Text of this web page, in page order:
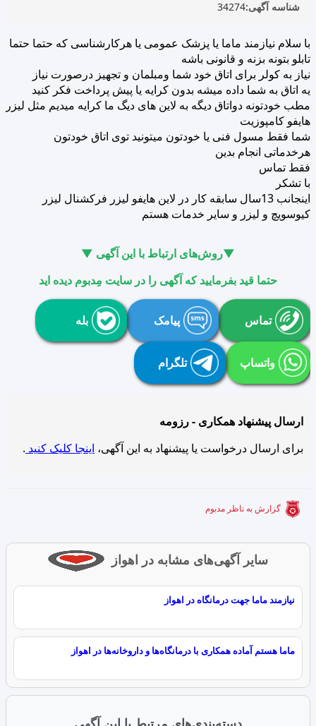
شناسه آگهی:34274
با سلام نیازمند ماما یا پزشک عمومی یا هرکارشناسی که حتما حتما
تابلو بتونه بزنه و قانونی باشه
نیاز به کولر برای اتاق خود شما ومبلمان و تجهیز درصورت نیاز
یه اتاق به شما داده میشه بدون کرایه یا پیش پرداخت فکر کنید
مطب خودتونه دواتاق دیگه به لاین های دیگ ما کرایه میدیم مثل لیزر
هایفو کامپوزیت
شما فقط مسول فنی یا خودتون میتونید توی اتاق خودتون
هرخدماتی انجام بدین
فقط تماس
با تشکر
اینجانب 13سال سابقه کار در لاین هایفو لیزر فرکشنال لیزر
کیوسویچ و لیزر و سایر خدمات هستم
▼روش‌های ارتباط با این آگهی ▼
حتما قید بفرمایید که آگهی را در سایت مِدبوم دیده اید
تماس پیامک بله
واتساپ تلگرام
ارسال پیشنهاد همکاری - رزومه
برای ارسال درخواست یا پیشنهاد به این آگهی، اینجا کلیک کنید .
گزارش به ناظر مدبوم
سایر آگهی‌های مشابه در اهواز
نیازمند ماما جهت درمانگاه در اهواز
ماما هستم آماده همکاری با درمانگاه‌ها و داروخانه‌ها در اهواز